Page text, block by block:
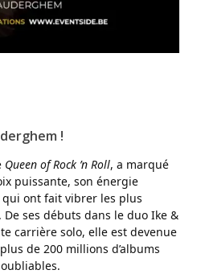
!
Queen of Rock ’n Roll, a marqué
puissante, son énergie
ont fait vibrer les plus
ses débuts dans le duo Ike &
carrière solo, elle est devenue
de 200 millions d’albums